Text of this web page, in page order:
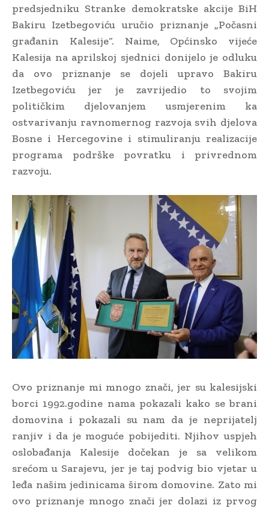
predsjedniku Stranke demokratske akcije BiH
Bakiru Izetbegoviću uručio priznanje „Počasni
građanin Kalesije“. Naime, Općinsko vijeće
Kalesija na aprilskoj sjednici donijelo je odluku
da ovo priznanje se dojeli upravo Bakiru
Izetbegoviću jer je zavrijedio to svojim
političkim djelovanjem usmjerenim ka
ostvarivanju ravnomernog razvoja svih djelova
Bosne i Hercegovine i stimuliranju realizacije
programa podrške povratku i privrednom
razvoju.
Ovo priznanje mi mnogo znači, jer su kalesijski
borci 1992.godine nama pokazali kako se brani
domovina i pokazali su nam da je neprijatelj
ranjiv i da je moguće pobijediti. Njihov uspjeh
oslobađanja Kalesije dočekan je sa velikom
srećom u Sarajevu, jer je taj podvig bio vjetar u
leđa našim jedinicama širom domovine. Zato mi
ovo priznanje mnogo znači jer dolazi iz prvog